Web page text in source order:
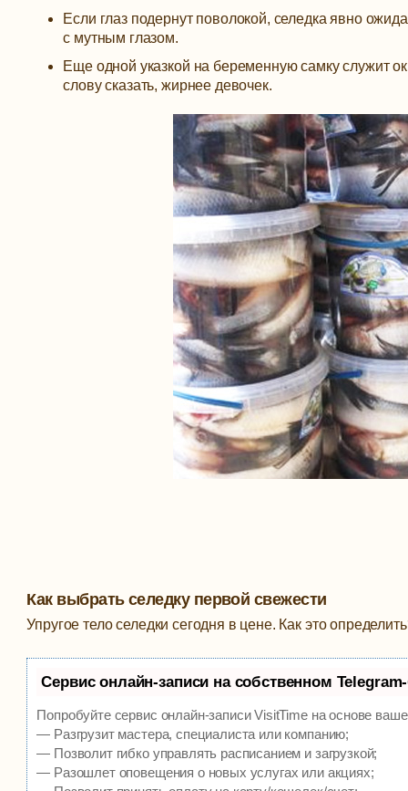
Если глаз подернут поволокой, селедка явно
с мутным глазом.
Еще одной указкой на беременную самку служит
слову сказать, жирнее девочек.
Как выбрать селедку первой свежести
Упругое тело селедки сегодня в цене. Как это
Сервис онлайн-записи на собственном
Попробуйте сервис онлайн-записи VisitTime на основе
— Разгрузит мастера, специалиста или компанию;
— Позволит гибко управлять расписанием и загрузкой;
— Разошлет оповещения о новых услугах или акциях;